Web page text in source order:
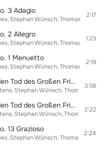
3 Adagio
Stephan Wünsch Thomas Fritzsch
2:17
2 Allegro
Stephan Wünsch Thomas Fritzsch
1:23
1 Menuetto
Stephan Wünsch Thomas Fritzsch
2:19
Deutschlands Klage auf den Tod des Großen Friedrichs Borußens König, Hob. XXVIb:3: III Tempo primo
Stephan Wünsch Thomas
3:56
Deutschlands Klage auf den Tod des Großen Friedrichs Borußens König, Hob. XXVIb:2: II Aria. Andantino
Stephan Wünsch Thomas
2:22
13 Grazioso
Stephan Wünsch Thomas Fritzsch
2:24